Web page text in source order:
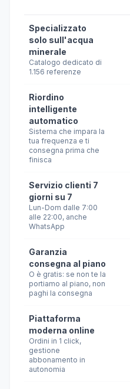
Specializzato
solo sull'acqua
minerale
Catalogo dedicato di
1.156 referenze
Riordino
intelligente
automatico
Sistema che impara la
tua frequenza e ti
consegna prima che
finisca
Servizio clienti 7
giorni su 7
Lun-Dom dalle 7:00
alle 22:00, anche
WhatsApp
Garanzia
consegna al piano
O è gratis: se non te la
portiamo al piano, non
paghi la consegna
Piattaforma
moderna online
Ordini in 1 click,
gestione
abbonamento in
autonomia